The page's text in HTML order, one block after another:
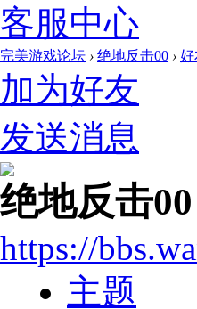
客服中心
完美游戏论坛 › 绝地反击00 › 好
加为好友
发送消息
绝地反击00
https://
主题